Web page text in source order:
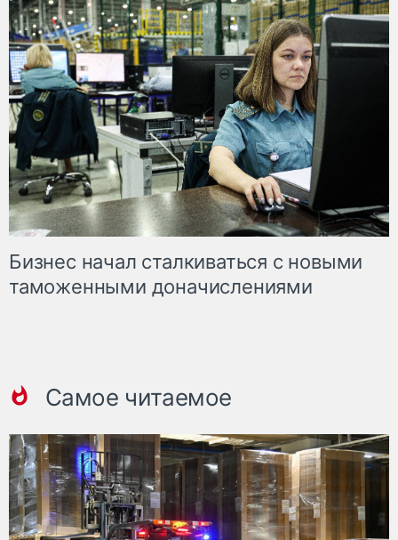
Бизнес начал сталкиваться с новыми
таможенными доначислениями
Самое читаемое